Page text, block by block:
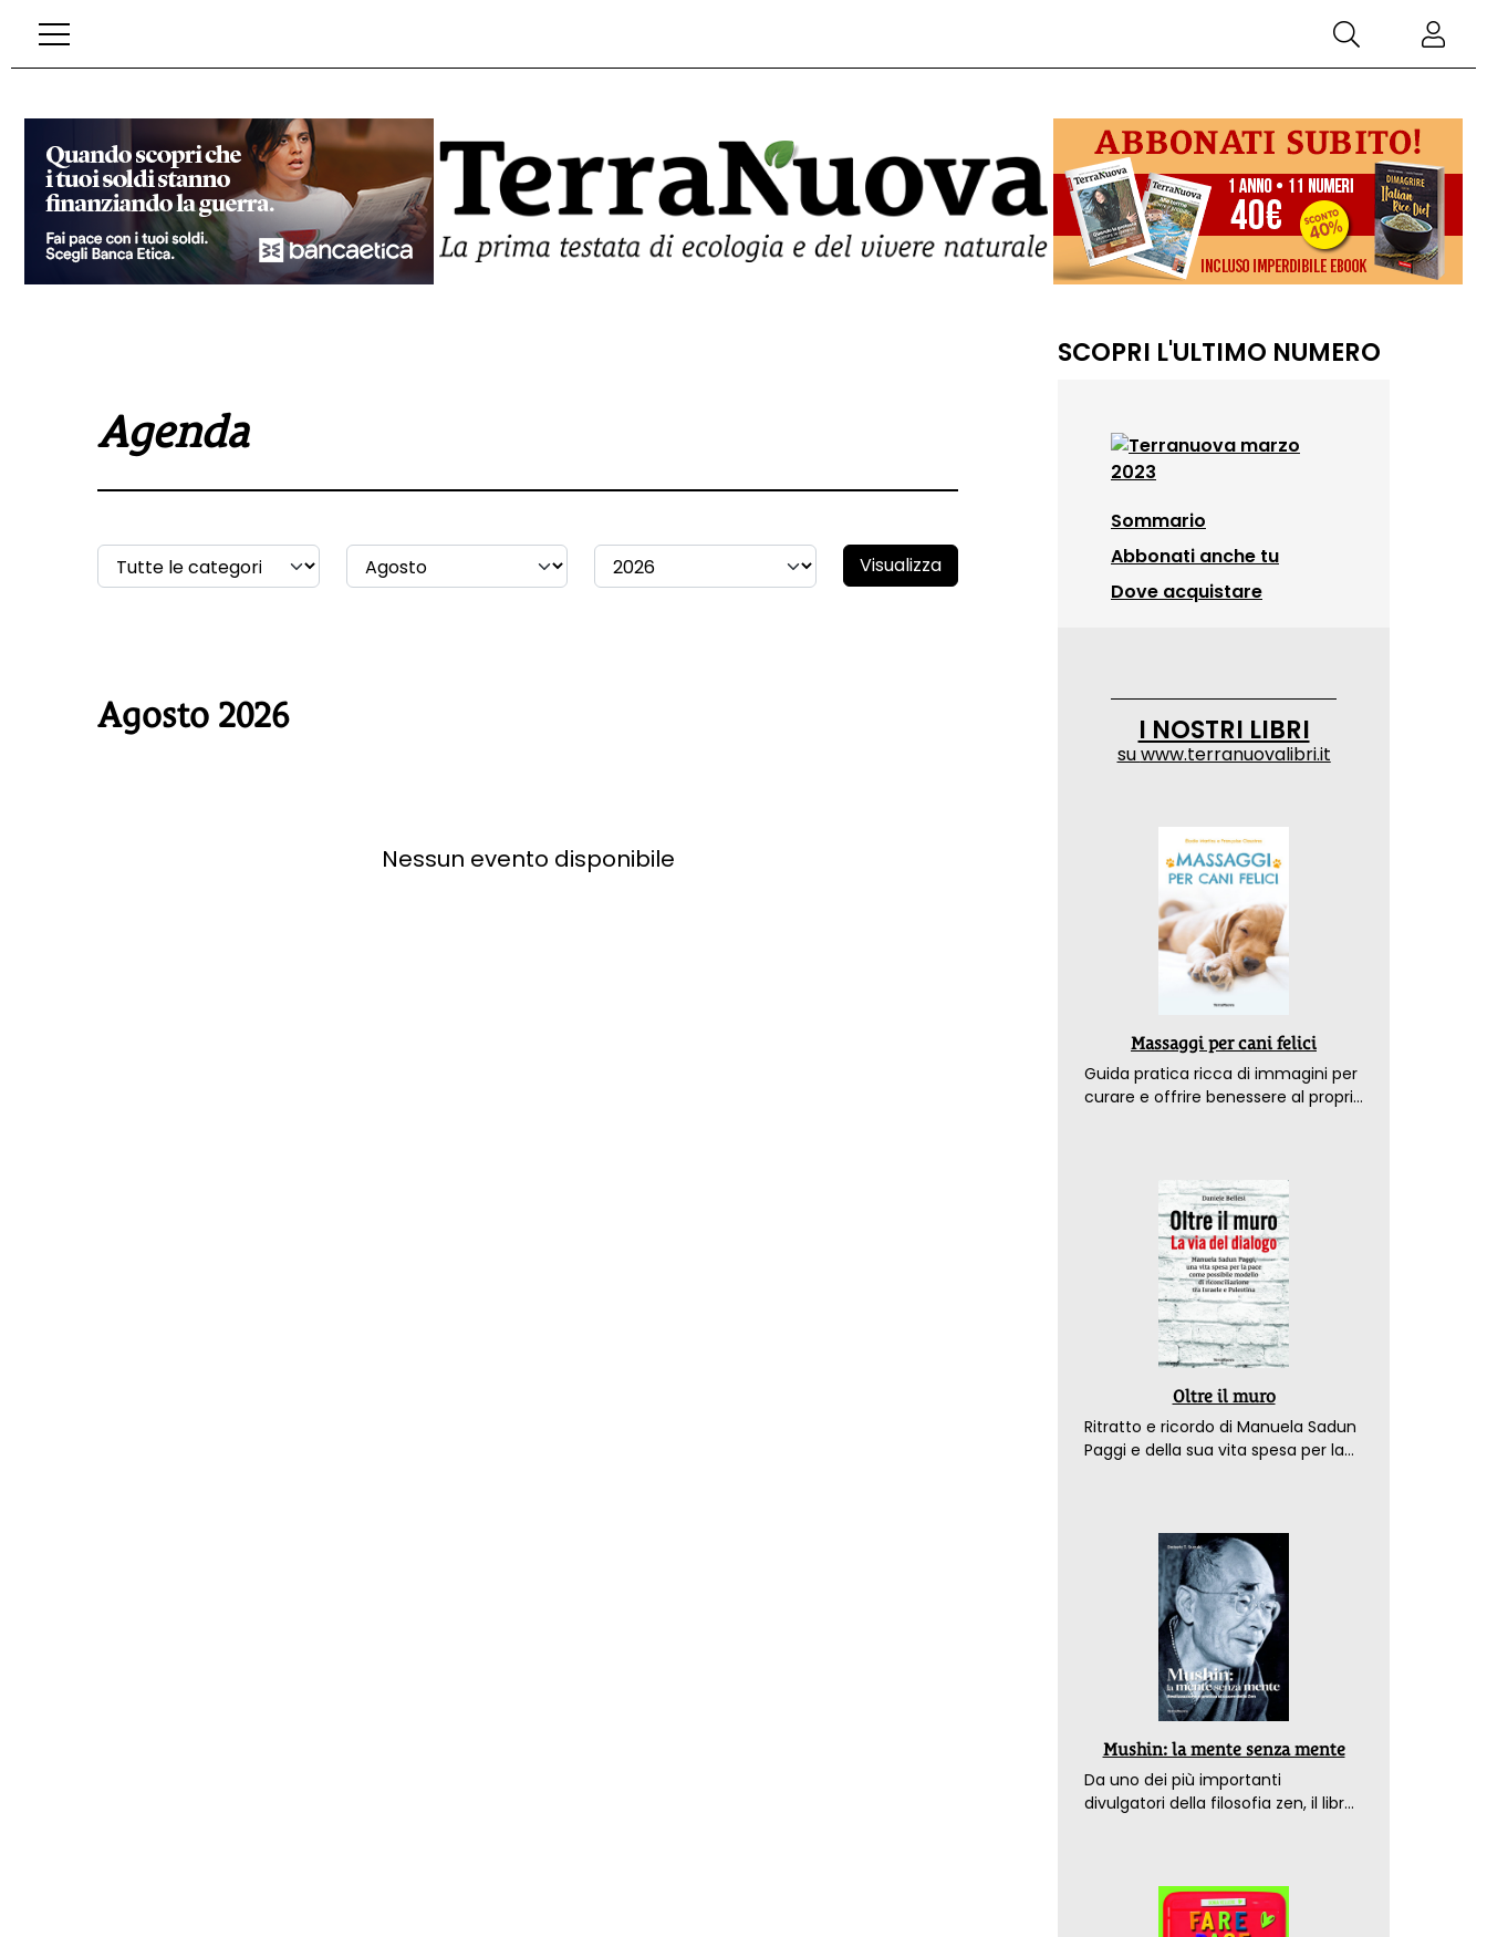
Agenda
Visualizza
Agosto 2026
Nessun evento disponibile
SCOPRI L'ULTIMO NUMERO
Sommario
Abbonati anche tu
Dove acquistare
I NOSTRI LIBRI
suwww.terranuovalibri.it
Massaggi per cani felici
Guida pratica ricca di immagini per
curare e offrire benessere al proprio
Oltre il muro
Ritratto e ricordo di Manuela Sadun
Paggi e della sua vita spesa per la
Mushin: la mente senza mente
Da uno dei più importanti
divulgatori della filosofia zen, il libro